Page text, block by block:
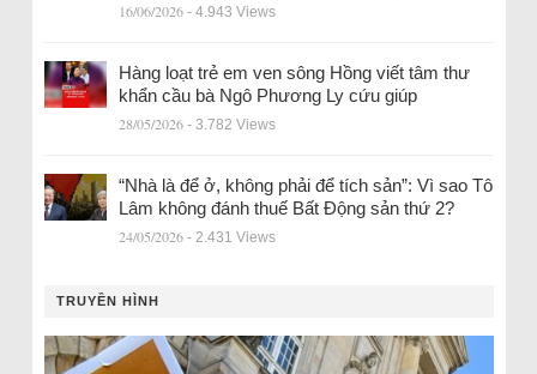
16/06/2026 - 4.943 Views
Hàng loạt trẻ em ven sông Hồng viết tâm thư
khẩn cầu bà Ngô Phương Ly cứu giúp
28/05/2026 - 3.782 Views
“Nhà là để ở, không phải để tích sản”: Vì sao Tô
Lâm không đánh thuế Bất Động sản thứ 2?
24/05/2026 - 2.431 Views
TRUYỀN HÌNH